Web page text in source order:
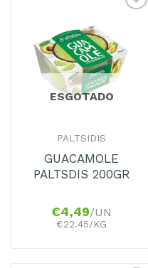
Favoritos
ESGOTADO
PALTSIDIS
GUACAMOLE
PALTSDIS 200GR
€4,49/UN
€22.45/KG